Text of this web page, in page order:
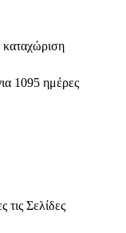
καταχώριση
1095 ημέρες
Σελίδες